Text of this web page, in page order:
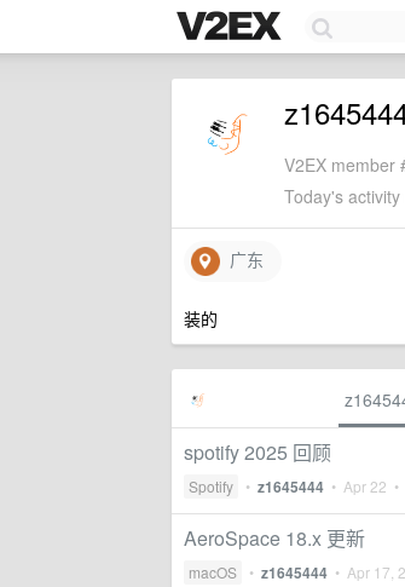
V2EX member
Today's
广东
装的
spotify 2025 回顾
Spotify • z1645444 • Apr 22
AeroSpace 18.x 更新
macOS • z1645444 • Apr 17,